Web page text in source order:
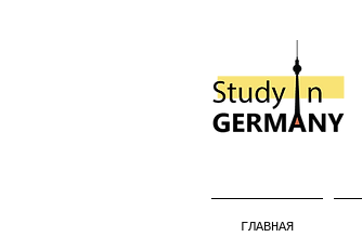
ГЛАВНАЯ